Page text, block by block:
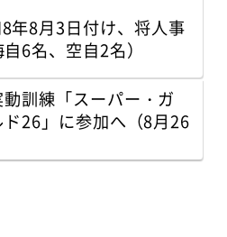
8月3日付け、将人事
6名、空自2名）
訓練「スーパー・ガ
26」に参加へ（8月26